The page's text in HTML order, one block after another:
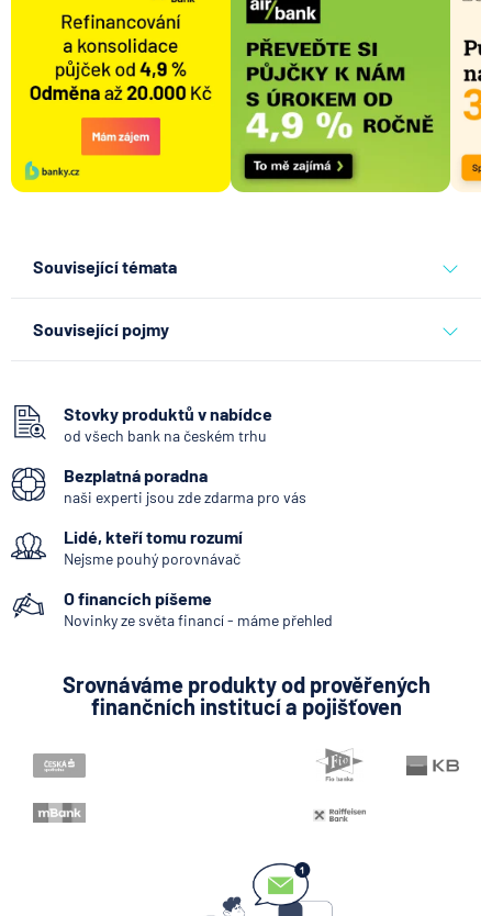
Související témata
Související pojmy
Vkladomat
George Česká spořitelna
Bankovní IDentita
Zpoždění splátky
Internetové bankovnictví - internetbanking
Zastoupení zahraniční banky
Konstantní symbol
Variabilní symbol
KYC (Know Your Customer)
Stovky produktů v nabídce
od všech bank na českém trhu
Bezplatná poradna
naši experti jsou zde zdarma pro vás
Lidé, kteří tomu rozumí
Nejsme pouhý porovnávač
O financích píšeme
Novinky ze světa financí - máme přehled
Srovnáváme produkty od prověřených
finančních institucí a pojišťoven